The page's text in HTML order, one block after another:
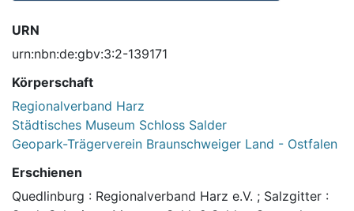
URN
urn:nbn:de:gbv:3:2-139171
Körperschaft
Regionalverband Harz
Städtisches Museum Schloss Salder
Geopark-Trägerverein Braunschweiger Land - Ostfalen
Erschienen
Quedlinburg : Regionalverband Harz e.V. ; Salzgitter :